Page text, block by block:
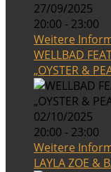
27/09/2025
20:00 - 23:00
Weitere
WELLBAD
„OYSTER &
02/10/2025
20:00 - 23:00
Weitere
LAYLA ZOE &